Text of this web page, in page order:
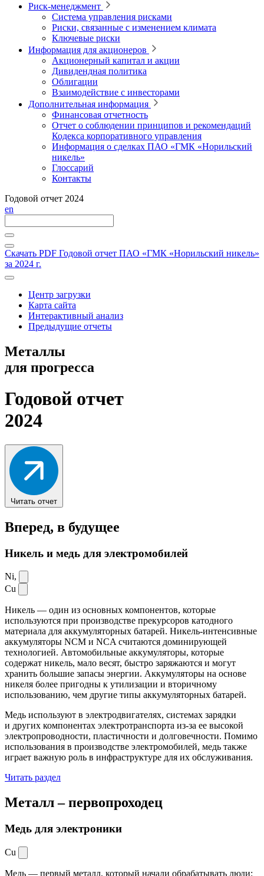
Риск-менеджмент
Система управления рисками
Риски, связанные с изменением климата
Ключевые риски
Информация для акционеров
Акционерный капитал и акции
Дивидендная политика
Облигации
Взаимодействие с инвесторами
Дополнительная информация
Финансовая отчетность
Отчет о соблюдении принципов и рекомендаций
Кодекса корпоративного управления
Информация о сделках ПАО «ГМК «Норильский
никель»
Глоссарий
Контакты
Годовой отчет 2024
en
Скачать PDF Годовой отчет ПАО «ГМК «Норильский никель»
за 2024 г.
Центр загрузки
Карта сайта
Интерактивный анализ
Предыдущие отчеты
Металлы
для прогресса
Годовой отчет
2024
Читать отчет
Вперед, в будущее
Никель и медь для электромобилей
Ni,
Cu
Никель — один из основных компонентов, которые
используются при производстве прекурсоров катодного
материала для аккумуляторных батарей. Никель-интенсивные
аккумуляторы NCM и NCA считаются доминирующей
технологией. Автомобильные аккумуляторы, которые
содержат никель, мало весят, быстро заряжаются и могут
хранить большие запасы энергии. Аккумуляторы на основе
никеля более пригодны к утилизации и вторичному
использованию, чем другие типы аккумуляторных батарей.
Медь используют в электродвигателях, системах зарядки
и других компонентах электротранспорта из-за ее высокой
электропроводности, пластичности и долговечности. Помимо
использования в производстве электромобилей, медь также
играет важную роль в инфраструктуре для их обслуживания.
Читать раздел
Металл –первопроходец
Медь для электроники
Cu
Медь — первый металл, который начали обрабатывать люди: